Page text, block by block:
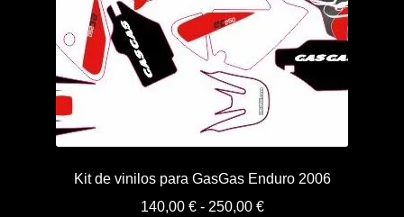
Kit de vinilos para GasGas Enduro 2006
140,00 € - 250,00 €Rango